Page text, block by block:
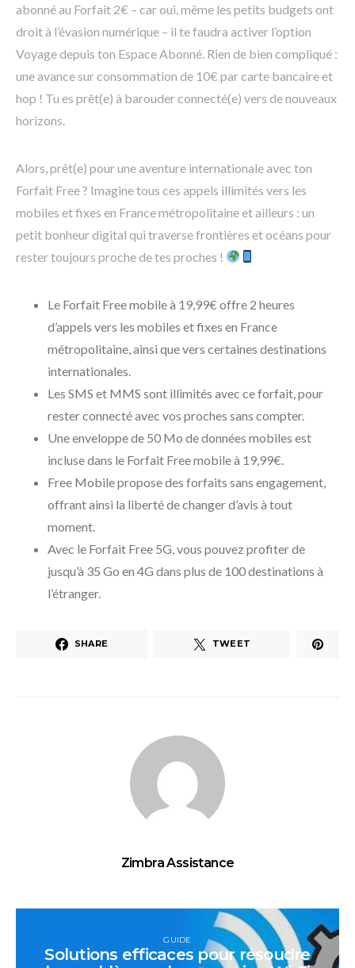
abonné au Forfait 2€ – car oui, même les petits budgets ont
droit à l’évasion numérique – il te faudra activer l’option
Voyage depuis ton Espace Abonné. Rien de bien compliqué :
une avance sur consommation de 10€ par carte bancaire et
hop ! Tu es prêt(e) à barouder connecté(e) vers de nouveaux
horizons.
Alors, prêt(e) pour une aventure internationale avec ton
Forfait Free ? Imagine tous ces appels illimités vers les
mobiles et fixes en France métropolitaine et ailleurs : un
petit bonheur digital qui traverse frontières et océans pour
rester toujours proche de tes proches !
Le Forfait Free mobile à 19,99€ offre 2 heures
d’appels vers les mobiles et fixes en France
métropolitaine, ainsi que vers certaines destinations
internationales.
Les SMS et MMS sont illimités avec ce forfait, pour
rester connecté avec vos proches sans compter.
Une enveloppe de 50 Mo de données mobiles est
incluse dans le Forfait Free mobile à 19,99€.
Free Mobile propose des forfaits sans engagement,
offrant ainsi la liberté de changer d’avis à tout
moment.
Avec le Forfait Free 5G, vous pouvez profiter de
jusqu’à 35 Go en 4G dans plus de 100 destinations à
l’étranger.
SHARE TWEET
Zimbra Assistance
GUIDE
Solutions efficaces pour résoudre